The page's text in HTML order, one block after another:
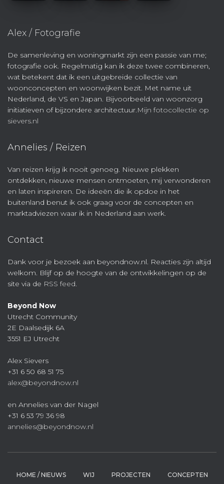
Alex / Fotografie
De samenleving en woningmarkt zijn een passie van me;
fotografie ook. Regelmatig kan ik deze twee combineren,
wat betekent dat ik een uitgebreide collectie van
woonconcepten en woonwijken bezit. Met name uit
Nederland, de VS en Japan. Bijvoorbeeld van woonzorg
initiatieven of bijzondere architectuur.Mijn fotocollectie op
sievers.nl
Annelies / Reizen
Van reizen krijg ik nooit genoeg. Nieuwe plekken
ontdekken, nieuwe mensen ontmoeten, mij verwonderen
en laten inspireren. De ideeën die ik opdoe in het
buitenland benut ik ook graag voor de concepten en
marktadviezen waar ik in Nederland aan werk.
Contact
Dank voor je bezoek aan beyondnow.nl. Reacties zijn altijd
welkom. Blijf op de hoogte van de ontwikkelingen op de
site via de RSS feed.
Beyond Now
Utrecht Community
2E Daalsedijk 6A
3551 EJ Utrecht
Alex Sievers
+31 6 50 68 51 75
alex@beyondnow.nl
en Annelies van der Nagel
+31 6 53 79 36 98
annelies@beyondnow.nl
HOME / NIEUWS WIJ PROJECTEN CONCEPTEN